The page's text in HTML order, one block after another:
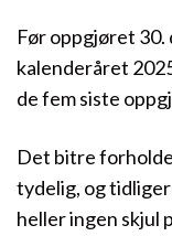
Før oppgjøret 30.
kalenderåret
de fem siste
Det bitre
tydelig, og
heller ingen skjul